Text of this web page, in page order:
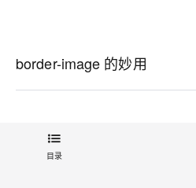
border-image 的妙用
利用 border-image，我们也可以实
于 border-image，有一篇非常好的
目录